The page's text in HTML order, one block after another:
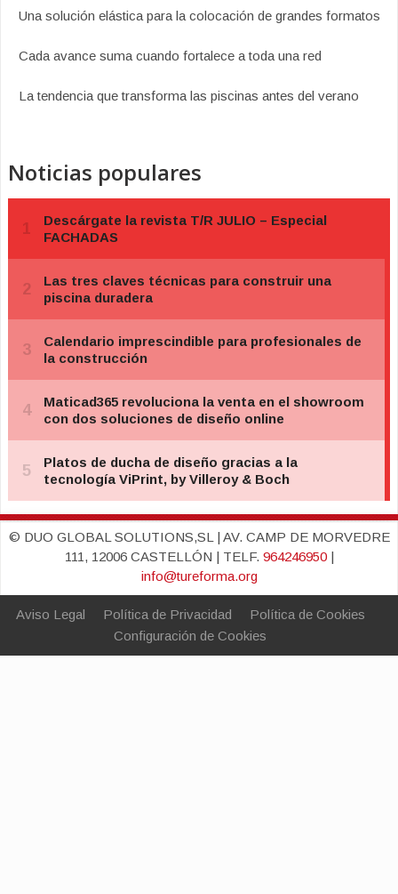
Una solución elástica para la colocación de grandes formatos
Cada avance suma cuando fortalece a toda una red
La tendencia que transforma las piscinas antes del verano
Noticias populares
© DUO GLOBAL SOLUTIONS,SL | AV. CAMP DE MORVEDRE
111, 12006 CASTELLÓN | TELF. 964246950|
info@tureforma.org
Aviso Legal Política de Privacidad
Política de Cookies
Configuración de Cookies